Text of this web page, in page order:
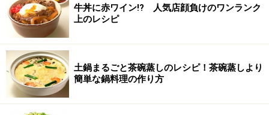
牛丼に赤ワイン!? 人気店顔負けのワンランク
上のレシピ
土鍋まるごと茶碗蒸しのレシピ！茶碗蒸しより
簡単な鍋料理の作り方